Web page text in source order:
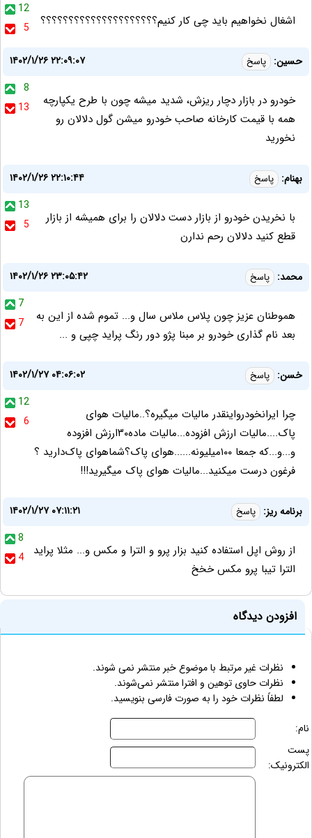
12
5
اشغال نخواهیم باید چی کار کنیم؟؟؟؟؟؟؟؟؟؟؟؟؟؟؟؟؟؟؟؟؟
حسین: پاسخ
۱۴۰۲/۱/۲۶ ۲۲:۰۹:۰۷
8
13
خودرو در بازار دچار ریزش، شدید میشه چون با طرح یکپارچه
همه با قیمت کارخانه صاحب خودرو میشن گول دلالان رو
نخورید
بهنام: پاسخ
۱۴۰۲/۱/۲۶ ۲۲:۱۰:۴۴
13
5
با نخریدن خودرو از بازار دست دلالان را برای همیشه از بازار
قطع کنید دلالان رحم ندارن
محمد: پاسخ
۱۴۰۲/۱/۲۶ ۲۳:۰۵:۴۲
7
7
هموطنان عزیز چون پلاس ملاس سال و... تموم شده از این به
بعد نام گذاری خودرو بر مبنا پژو دور رنگ پراید چپی و ‌‌‌...
خسن: پاسخ
۱۴۰۲/۱/۲۷ ۰۴:۰۶:۰۲
12
6
چرا ایرانخودرو‌اینقدر مالیات میگیره؟..مالیات هوای
پاک....مالیات ارزش افزوده...مالیات ماده۳۰ارزش افزوده
و...و...که جمعا ۱۰۰میلیونه......هوای پاک؟شماهوای پاک‌دارید ؟
فرغون درست میکنید...مالیات هوای پاک میگیرید!!!
برنامه ریز: پاسخ
۱۴۰۲/۱/۲۷ ۰۷:۱۱:۲۱
8
4
از روش اپل استفاده کنید بزار پرو و الترا و مکس و... مثلا پراید
الترا تیبا پرو مکس خخخ
افزودن دیدگاه
نظرات غیر مرتبط با موضوع خبر منتشر نمی شوند.
نظرات حاوی توهین و افترا منتشر نمی‌شوند.
لطفاً نظرات خود را به صورت فارسی بنویسید.
نام:
پست
الکترونیک: